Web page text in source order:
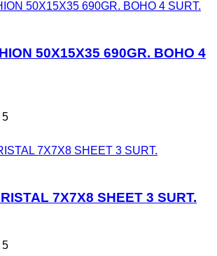
50X15X35 690GR. BOHO 4
5
7X7X8 SHEET 3 SURT.
5